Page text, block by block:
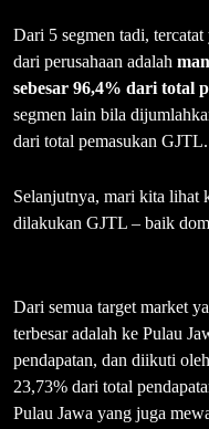
Dari 5 segmen tadi,
dari perusahaan adalah
sebesar 96,4% dari total
segmen lain bila
dari total pemasukan GJTL.
Selanjutnya, mari kita lihat
dilakukan GJTL – baik
Dari semua target market
terbesar adalah ke Pulau
pendapatan, dan diikuti
23,73% dari total
Pulau Jawa yang juga